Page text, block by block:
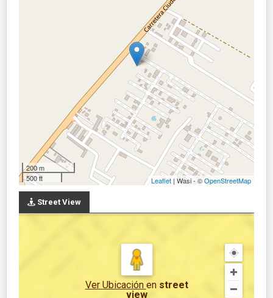
200 m
500 ft
Leaflet | Wasi - ©OpenStreetMap
Street View
Ver Ubicación en street
view